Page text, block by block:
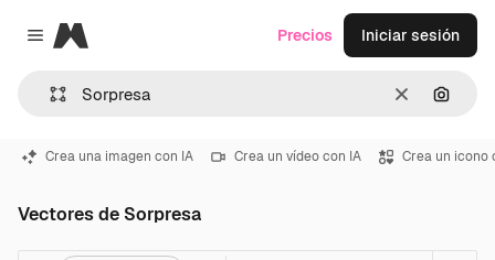
Close menu
Magnific
Borrar
Precios Iniciar sesión
Crea una imagen con IA Crea un vídeo con IA Crea un icono
Vectores de Sorpresa